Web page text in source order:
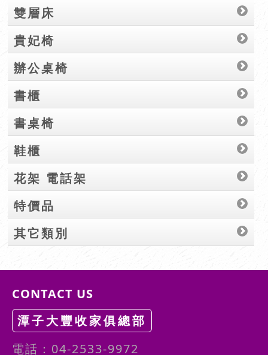
雙層床
貴妃椅
辦公桌椅
書櫃
書桌椅
鞋櫃
花架 電話架
特價品
其它類別
CONTACT US
潭子大豐收家俱總部
電話：04-2533-9972